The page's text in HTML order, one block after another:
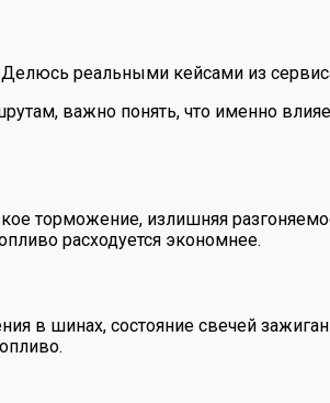
реальными кейсами из
важно понять, что именно
торможение, излишняя
расходуется экономнее.
в шинах, состояние свечей